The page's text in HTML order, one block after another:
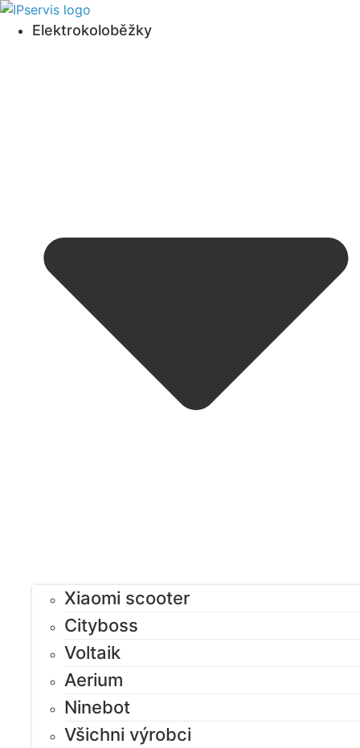
Přejít
Elektrokoloběžky
Xiaomi scooter
Cityboss
Voltaik
Aerium
Ninebot
Všichni výrobci